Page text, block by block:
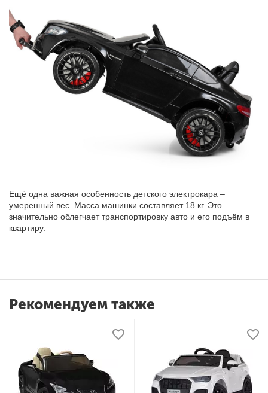
Ещё одна важная особенность детского электрокара –
умеренный вес. Масса машинки составляет 18 кг. Это
значительно облегчает транспортировку авто и его подъём в
квартиру.
Рекомендуем также